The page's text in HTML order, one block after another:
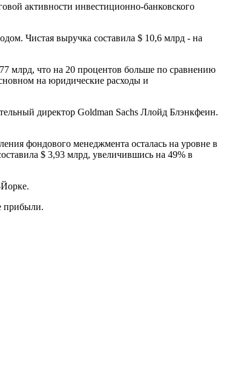
активности инвестиционно-банковского
Чистая выручка составила $ 10,6 млрд - на
млрд, что на 20 процентов больше по сравнению
на юридические расходы и
директор Goldman Sachs Ллойд Блэнкфеин.
фондового менеджмента осталась на уровне в
$ 3,93 млрд, увеличившись на 49% в
прибыли.